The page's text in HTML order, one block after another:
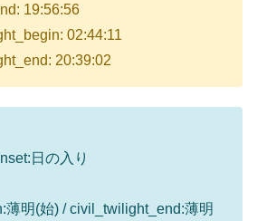
19:56:56
02:44:11
20:39:02
日の入り
明(始) / civil_twilight_end:薄明